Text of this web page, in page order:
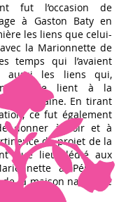
fut l’occasion de
à Gaston Baty en
les liens que celui-
la Marionnette de
temps qui l’avaient
aussi les liens qui,
le lient à la
En tirant
ce fut également
donner à voir et à
du projet de la
que lieu dédié aux
à Pélussin
la maison natale de